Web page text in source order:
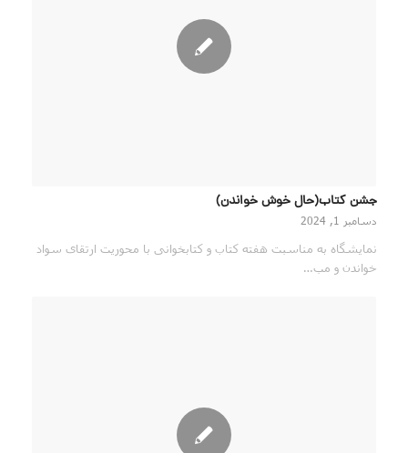
جشن کتاب(حال خوش خواندن)
دسامبر 1, 2024
نمایشگاه به مناسبت هفته کتاب و کتابخوانی با محوریت ارتقای سواد
خواندن و مب…